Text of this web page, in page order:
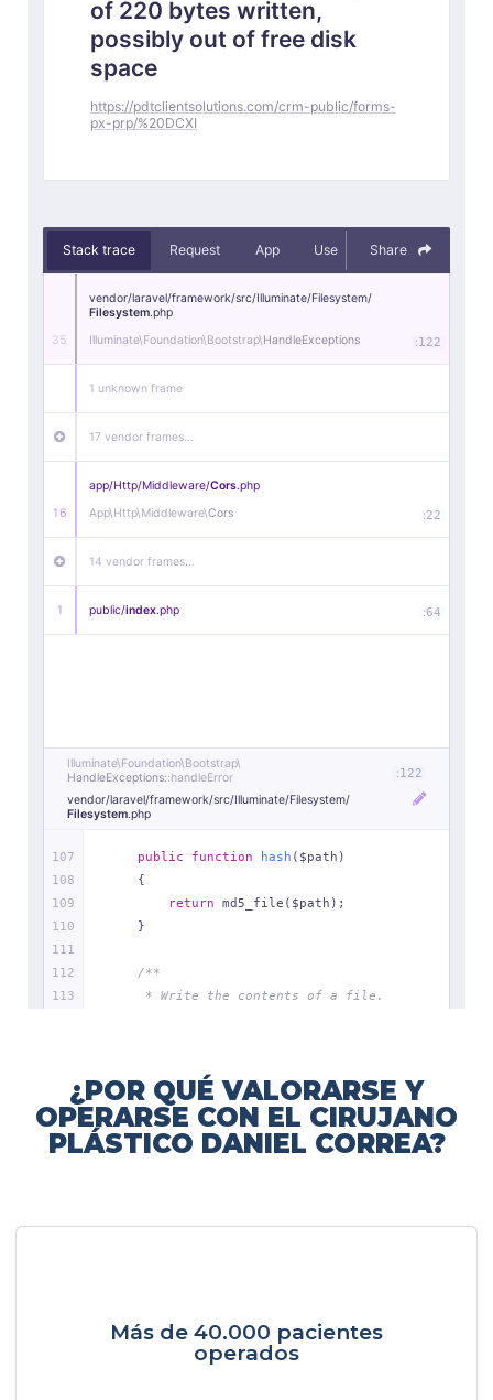
¿POR QUÉ VALORARSE Y
OPERARSE CON EL CIRUJANO
PLÁSTICO DANIEL CORREA?
Más de 40.000 pacientes
operados